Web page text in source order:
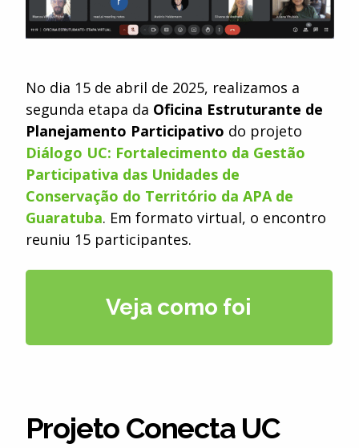
No dia 15 de abril de 2025, realizamos a
segunda etapa da Oficina Estruturante de
Planejamento Participativo do projeto
Diálogo UC: Fortalecimento da Gestão
Participativa das Unidades de
Conservação do Território da APA de
Guaratuba. Em formato virtual, o encontro
reuniu 15 participantes.
Veja como foi
Projeto Conecta UC